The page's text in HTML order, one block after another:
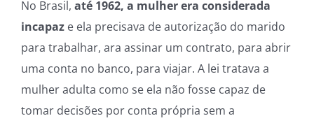
No Brasil, até 1962, a mulher era considerada
incapaz e ela precisava de autorização do marido
para trabalhar, ara assinar um contrato, para abrir
uma conta no banco, para viajar. A lei tratava a
mulher adulta como se ela não fosse capaz de
tomar decisões por conta própria sem a